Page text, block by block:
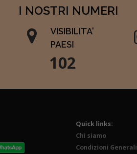
I NOSTRI NUMERI
VISIBILITA'
PAESI
102
Quick links:
Chi siamo
Condizioni Generali